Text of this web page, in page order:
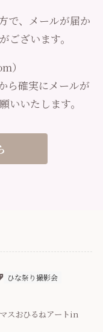
で、メールが届か
ございます。
）
確実にメールが
いいたします。
ひな祭り撮影会
スおひるねアートin